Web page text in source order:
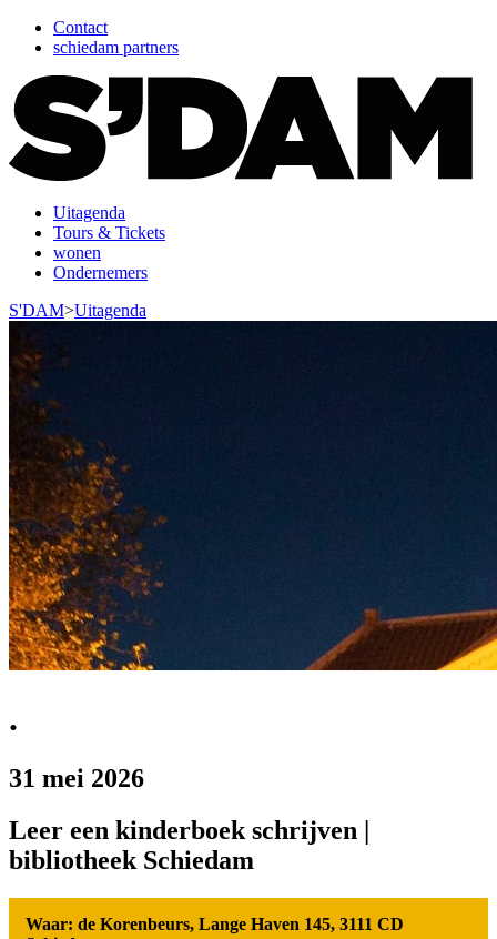
Contact
schiedam partners
Uitagenda
Tours & Tickets
wonen
Ondernemers
S'DAM>Uitagenda
.
31 mei 2026
Leer een kinderboek schrijven |
bibliotheek Schiedam
Waar: de Korenbeurs, Lange Haven 145, 3111 CD